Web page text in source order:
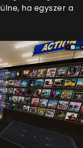
ha egyszer a